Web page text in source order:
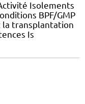
Isolements
BPF/GMP
la transplantation
Is